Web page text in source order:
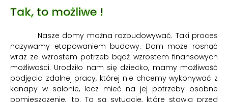
Tak, to możliwe !
Nasze domy można rozbudowywać. Taki proces
nazywamy etapowaniem budowy. Dom może rosnąć
wraz ze wzrostem potrzeb bądź wzrostem finansowych
możliwości. Urodziło nam się dziecko, mamy możliwość
podjęcia zdalnej pracy, której nie chcemy wykonywać z
kanapy w salonie, lecz mieć na jej potrzeby osobne
pomieszczenie, itp. To są sytuacje, które stawia przed